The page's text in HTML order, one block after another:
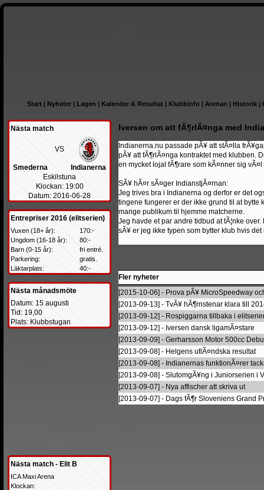
Start | Nyheter | Lagen | Kalender & Resultat | Klubbinfo | Arenan | Historik |
Nästa match
VS
Smederna Indianerna
Eskilstuna
Klockan: 19:00
Datum: 2016-06-28
Entrepriser 2016 (elitserien)
Vuxen (18+ år):
170:-
Ungdom (16-18 år):
80:-
Barn (0-15 år):
fri entré.
Parkering:
gratis.
Läktarplats:
40:-
Nästa månadsmöte
Datum: 15 augusti
Tid: 19,00
Plats: Klubbstugan
Nästa match - Elit B
ICA Maxi Arena
Klockan:
Iversen om att fÃ¶rlÃ¤nga med
Indianerna.nu passade pÃ¥ att stÃ¤lla
pÃ¥ att fÃ¶rlÃ¤nga kontraktet med klubben.
en mycket lojal fÃ¶rare som kÃ¤nner sig
SÃ¥ hÃ¤r sÃ¤ger IndianstjÃ¤rnan:
Jeg trives bra i Indianerna og derfor er det
tingene fungerer er der ikke grund til at bytte
mange publikum til hjemme matcherne.
Jeg havde et par andre tidbud at tÃ¦nke
sÃ¥ er jeg ikke typen som bytter klub hvis det
Fler nyheter
[2015-10-06] - Prova pÃ¥ MicroSpeedway
[2013-09-13] - TvÃ¥ hÃ¶rnstenar klara till
[2013-09-12] - Rospiggarna tillbaka i
[2013-09-12] - Iversen dansk ligamÃ¤stare
[2013-09-09] - Gerharsson Motor 500cc
[2013-09-08] - Helgens utlÃ¤ndska resultat
[2013-09-08] - Indianernas funktionÃ¤rer
[2013-09-08] - SlutomgÃ¥ng i Juniorserien i
[2013-09-07] - Nya affischer att skriva ut
[2013-09-07] - Dags fÃ¶r Sloveniens Grand